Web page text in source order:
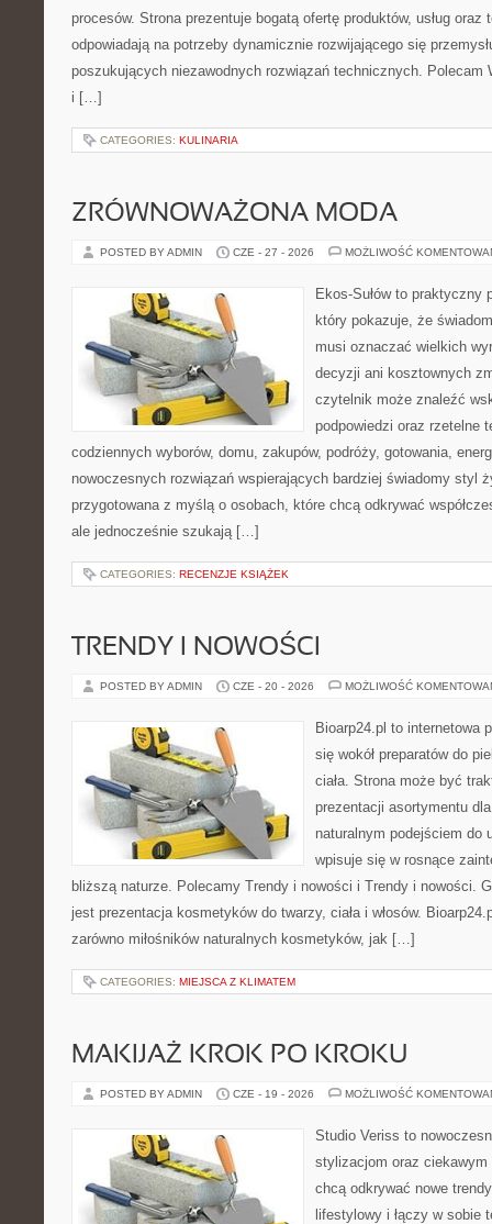
procesów. Strona prezentuje bogatą ofertę produktów, usług oraz
odpowiadają na potrzeby dynamicznie rozwijającego się
poszukujących niezawodnych rozwiązań technicznych. Polecam
i […]
CATEGORIES: KULINARIA
ZRÓWNOWAŻONA MODA
POSTED BY ADMIN CZE - 27 - 2026 MOŻLIWOŚĆ
Ekos-Sułów to praktyczny
który pokazuje, że
musi oznaczać wielkich
decyzji ani kosztownych
czytelnik może znaleźć
podpowiedzi oraz rzetelne
codziennych wyborów, domu, zakupów, podróży, gotowania,
nowoczesnych rozwiązań wspierających bardziej świadomy styl
przygotowana z myślą o osobach, które chcą odkrywać
ale jednocześnie szukają […]
CATEGORIES: RECENZJE KSIĄŻEK
TRENDY I NOWOŚCI
POSTED BY ADMIN CZE - 20 - 2026 MOŻLIWOŚĆ
Bioarp24.pl to internetowa
się wokół preparatów do
ciała. Strona może być
prezentacji asortymentu
naturalnym podejściem do
wpisuje się w rosnące
bliższą naturze. Polecamy Trendy i nowości i Trendy i nowości.
jest prezentacja kosmetyków do twarzy, ciała i włosów.
zarówno miłośników naturalnych kosmetyków, jak […]
CATEGORIES: MIEJSCA Z KLIMATEM
MAKIJAŻ KROK PO KROKU
POSTED BY ADMIN CZE - 19 - 2026 MOŻLIWOŚĆ
Studio Veriss to
stylizacjom oraz ciekawym
chcą odkrywać nowe
lifestylowy i łączy w